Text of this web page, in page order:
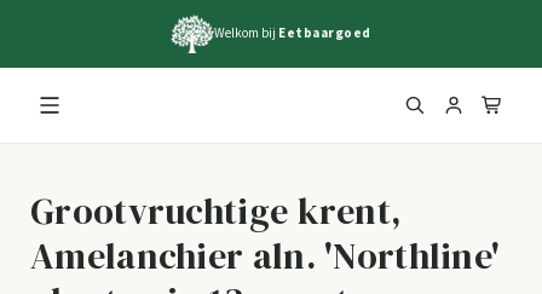
Welkom bij Eetbaargoed
Grootvruchtige krent,
Amelanchier aln. 'Northline'